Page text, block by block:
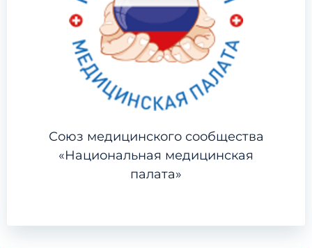
Союз медицинского сообщества
«Национальная медицинская
палата»